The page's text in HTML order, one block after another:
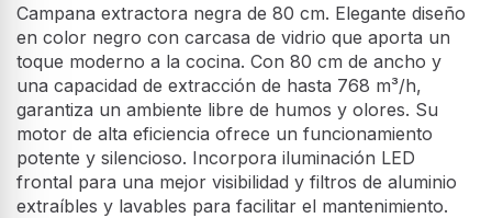
Campana extractora negra de 80 cm. Elegante diseño
en color negro con carcasa de vidrio que aporta un
toque moderno a la cocina. Con 80 cm de ancho y
una capacidad de extracción de hasta 768 m³/h,
garantiza un ambiente libre de humos y olores. Su
motor de alta eficiencia ofrece un funcionamiento
potente y silencioso. Incorpora iluminación LED
frontal para una mejor visibilidad y filtros de aluminio
extraíbles y lavables para facilitar el mantenimiento.